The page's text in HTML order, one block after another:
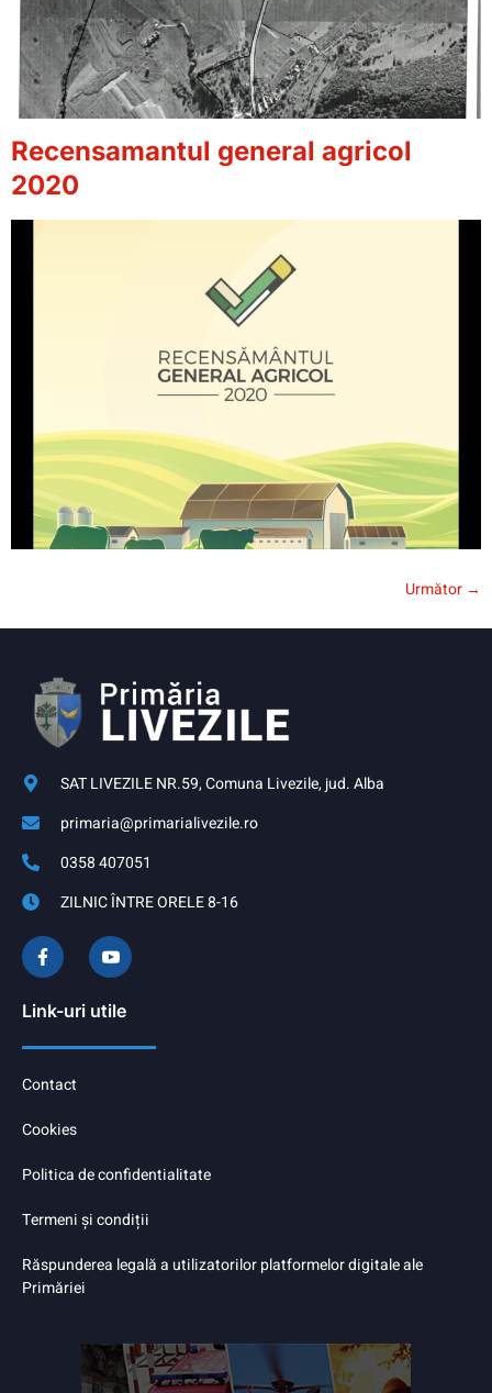
Recensamantul general agricol
2020
Următor →
SAT LIVEZILE NR.59, Comuna Livezile, jud. Alba
primaria@primarialivezile.ro
0358 407051
ZILNIC ÎNTRE ORELE 8-16
Link-uri utile
Contact
Cookies
Politica de confidentialitate
Termeni și condiții
Răspunderea legală a utilizatorilor platformelor digitale ale
Primăriei